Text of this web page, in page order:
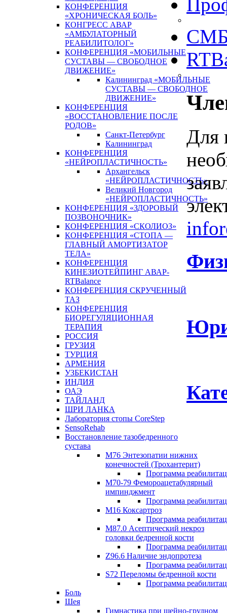
КОНФЕРЕНЦИЯ
«ХРОНИЧЕСКАЯ БОЛЬ»
КОНГРЕСС АВАР
«АМБУЛАТОРНЫЙ
РЕАБИЛИТОЛОГ»
КОНФЕРЕНЦИЯ «МОБИЛЬНЫЕ
СУСТАВЫ — СВОБОДНОЕ
ДВИЖЕНИЕ»
Калининград «МОБИЛЬНЫЕ
СУСТАВЫ — СВОБОДНОЕ
ДВИЖЕНИЕ»
КОНФЕРЕНЦИЯ
«ВОССТАНОВЛЕНИЕ ПОСЛЕ
РОДОВ»
Санкт-Петербург
Калининград
КОНФЕРЕНЦИЯ
«НЕЙРОПЛАСТИЧНОСТЬ»
Архангельск
«НЕЙРОПЛАСТИЧНОСТЬ»
Великий Новгород
«НЕЙРОПЛАСТИЧНОСТЬ»
КОНФЕРЕНЦИЯ «ЗДОРОВЫЙ
ПОЗВОНОЧНИК»
КОНФЕРЕНЦИЯ «СКОЛИОЗ»
КОНФЕРЕНЦИЯ «СТОПА —
ГЛАВНЫЙ АМОРТИЗАТОР
ТЕЛА»
КОНФЕРЕНЦИЯ
КИНЕЗИОТЕЙПИНГ АВАР-
RTBalance
КОНФЕРЕНЦИЯ СКРУЧЕННЫЙ
ТАЗ
КОНФЕРЕНЦИЯ
БИОРЕГУЛЯЦИОННАЯ
ТЕРАПИЯ
РОССИЯ
ГРУЗИЯ
ТУРЦИЯ
АРМЕНИЯ
УЗБЕКИСТАН
ИНДИЯ
ОАЭ
ТАЙЛАНД
ШРИ ЛАНКА
Лаборатория стопы CoreStep
SensoRehab
Восстановление тазобедренного
сустава
М76 Энтезопатии нижних
конечностей (Трохантерит)
Программа
М70-79 Фемороацетабулярный
импинджмент
Программа
M16 Коксартроз
Программа
М87.0 Асептический некроз
головки бедренной кости
Программа
Z96.6 Наличие эндопротеза
Программа
S72 Переломы бедренной кости
Программа
Боль
Шея
Гимнастика при шейно-грудном
Для